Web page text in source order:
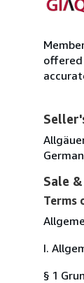
Sale
Terms
I.
§ 1